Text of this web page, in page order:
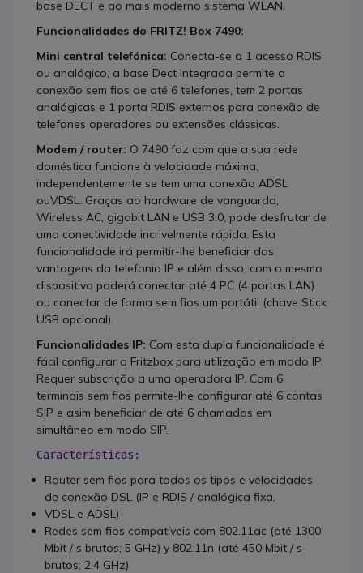
base DECT e ao mais moderno sistema WLAN.
Funcionalidades do FRITZ! Box 7490:
Mini central telefónica: Conecta-se a 1 acesso RDIS
ou analógico, a base Dect integrada permite a
conexão sem fios de até 6 telefones, tem 2 portas
analógicas e 1 porta RDIS externos para conexão de
telefones operadores ou extensões clássicas.
Modem / router: O 7490 faz com que a sua rede
doméstica funcione à velocidade máxima,
independentemente se tem uma conexão ADSL
ouVDSL. Graças ao hardware de vanguarda,
Wireless AC, gigabit LAN e USB 3.0, pode desfrutar de
uma conectividade incrivelmente rápida. Esta
funcionalidade irá permitir-lhe beneficiar das
vantagens da telefonia IP e além disso, com o mesmo
dispositivo poderá conectar até 4 PC (4 portas LAN)
ou conectar de forma sem fios um portátil (chave Stick
USB opcional).
Funcionalidades IP: Com esta dupla funcionalidade é
fácil configurar a Fritzbox para utilização em modo IP.
Requer subscrição a uma operadora IP. Com 6
terminais sem fios permite-lhe configurar até 6 contas
SIP e asim beneficiar de até 6 chamadas em
simultâneo em modo SIP.
Características:
Router sem fios para todos os tipos e velocidades
de conexão DSL (IP e RDIS / analógica fixa,
VDSL e ADSL)
Redes sem fios compatíveis com 802.11ac (até 1300
Mbit / s brutos; 5 GHz) y 802.11n (até 450 Mbit / s
brutos; 2,4 GHz)